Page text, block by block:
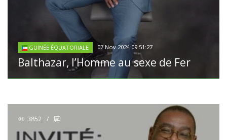
GUINÉE ÉQUATORIALE 07 Nov 2024 09:51:27
Balthazar, l’Homme au sexe de Fer
3852 /